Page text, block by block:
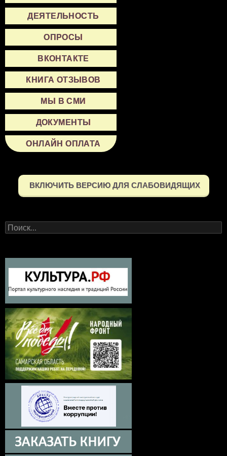
ДЕЯТЕЛЬНОСТЬ
ОПРОСЫ
ВКОНТАКТЕ
КНИГА ОТЗЫВОВ
МЫ В СМИ
ДОКУМЕНТЫ
ОНЛАЙН ОПЛАТА
ВКЛЮЧИТЬ ВЕРСИЮ ДЛЯ СЛАБОВИДЯЩИХ
Найти: